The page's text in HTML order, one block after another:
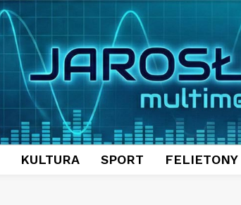
KULTURA SPORT FELIETONY